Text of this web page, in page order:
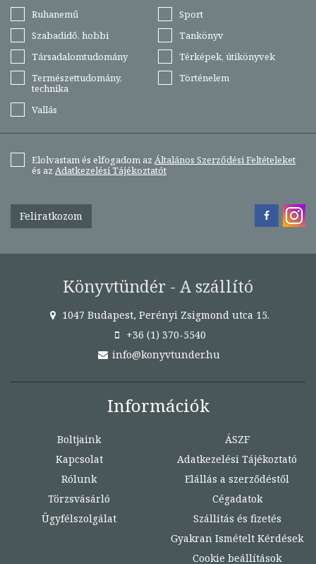
Ruhanemű
Sport
Szabadidő, hobbi
Tankönyv
Társadalomtudomány
Térképek, útikönyvek
Természettudomány,
technika
Történelem
Vallás
Elolvastam és elfogadom az Általános Szerződési Feltételeket
és az Adatkezelési Tájékoztatót
Feliratkozom
Könyvtündér - A szállító
1047 Budapest, Perényi Zsigmond utca 15.
+36 (1) 370-5540
info@konyvtunder.hu
Információk
Boltjaink
Kapcsolat
Rólunk
Törzsvásárló
Ügyfélszolgálat
ÁSZF
Adatkezelési Tájékoztató
Elállás a szerződéstől
Cégadatok
Szállítás és fizetés
Gyakran Ismételt Kérdések
Cookie beállítások